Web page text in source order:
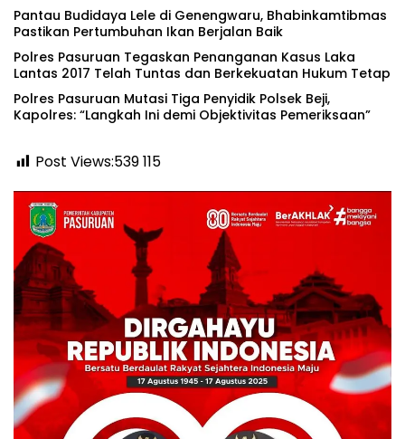
Pantau Budidaya Lele di Genengwaru, Bhabinkamtibmas
Pastikan Pertumbuhan Ikan Berjalan Baik
Polres Pasuruan Tegaskan Penanganan Kasus Laka
Lantas 2017 Telah Tuntas dan Berkekuatan Hukum Tetap
‎Polres Pasuruan Mutasi Tiga Penyidik Polsek Beji,
Kapolres: “Langkah Ini demi Objektivitas Pemeriksaan”
Post Views:539115